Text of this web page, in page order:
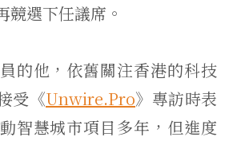
競選下任議席。
的他，依舊關注香港的科技
受《Unwire.Pro》專訪時表
智慧城市項目多年，但進度